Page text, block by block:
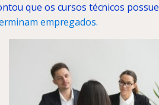
que os cursos técnicos
empregados.